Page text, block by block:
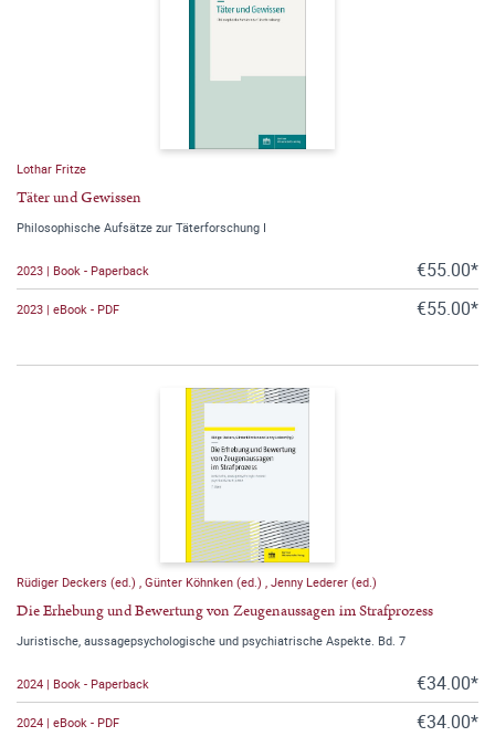
Lothar Fritze
Täter und Gewissen
Philosophische Aufsätze zur Täterforschung I
2023 | Book - Paperback €55.00*
2023 | eBook - PDF €55.00*
Rüdiger Deckers (ed.) , Günter Köhnken (ed.) , Jenny Lederer (ed.)
Die Erhebung und Bewertung von Zeugenaussagen im Strafprozess
Juristische, aussagepsychologische und psychiatrische Aspekte. Bd. 7
2024 | Book - Paperback €34.00*
2024 | eBook - PDF €34.00*